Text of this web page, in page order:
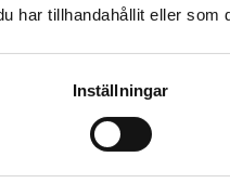
har tillhandahållit eller
Inställningar
herkkusienet